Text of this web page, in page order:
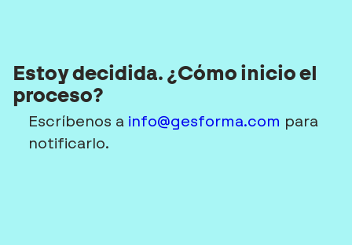
Estoy decidida. ¿Cómo inicio el
proceso?
Escríbenos a info@gesforma.com para
notificarlo.